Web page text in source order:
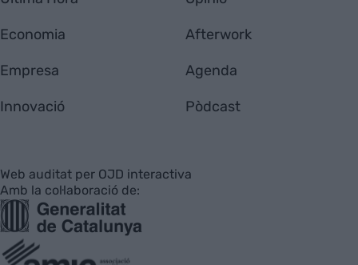
Economia
Empresa
Innovació
Afterwork
Agenda
Pòdcast
Web auditat per OJD interactiva
Amb la col·laboració de: